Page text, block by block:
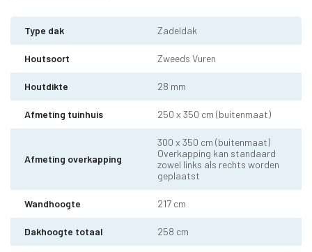
Type dak Zadeldak
Houtsoort Zweeds Vuren
Houtdikte 28 mm
Afmeting tuinhuis 250 x 350 cm (buitenmaat)
Afmeting overkapping
300 x 350 cm (buitenmaat)
Overkapping kan standaard
zowel links als rechts worden
geplaatst
Wandhoogte 217 cm
Dakhoogte totaal 258 cm